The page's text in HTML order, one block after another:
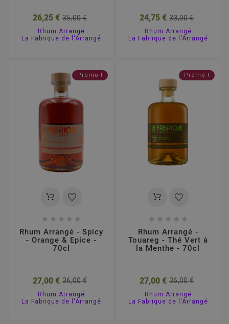
26,25 € 35,00 €
Rhum Arrangé
La Fabrique de l'Arrangé
24,75 € 33,00 €
Rhum Arrangé
La Fabrique de l'Arrangé
Promo !
    
Rhum Arrangé - Spicy
- Orange & Epice -
70cl
27,00 € 36,00 €
Rhum Arrangé
La Fabrique de l'Arrangé
Promo !
    
Rhum Arrangé -
Touareg - Thé Vert à
la Menthe - 70cl
27,00 € 36,00 €
Rhum Arrangé
La Fabrique de l'Arrangé